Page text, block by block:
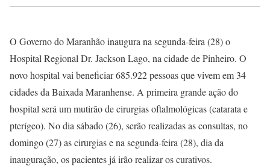
O Governo do Maranhão inaugura na segunda-feira (28) o
Hospital Regional Dr. Jackson Lago, na cidade de Pinheiro. O
novo hospital vai beneficiar 685.922 pessoas que vivem em 34
cidades da Baixada Maranhense. A primeira grande ação do
hospital será um mutirão de cirurgias oftalmológicas (catarata e
pterígeo). No dia sábado (26), serão realizadas as consultas, no
domingo (27) as cirurgias e na segunda-feira (28), dia da
inauguração, os pacientes já irão realizar os curativos.